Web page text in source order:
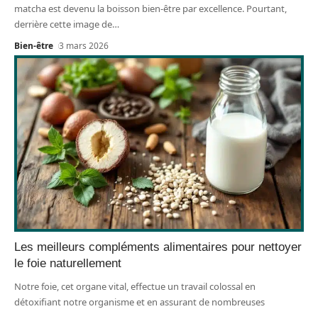
matcha est devenu la boisson bien-être par excellence. Pourtant,
derrière cette image de…
Bien-être 3 mars 2026
Les meilleurs compléments alimentaires pour nettoyer
le foie naturellement
Notre foie, cet organe vital, effectue un travail colossal en
détoxifiant notre organisme et en assurant de nombreuses